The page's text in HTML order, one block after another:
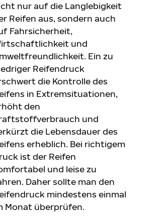
nur auf die Langlebigkeit
Reifen aus, sondern auch
Fahrsicherheit,
und
Ein zu
Reifendruck
die Kontrolle des
in Extremsituationen,
den
und
die Lebensdauer des
erheblich. Bei richtigem
ist der Reifen
und leise zu
Daher sollte man den
mindestens einmal
Monat überprüfen.